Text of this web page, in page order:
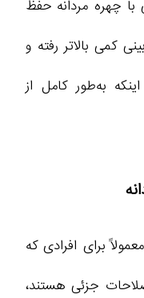
چهره مردانه حفظ
کمی بالاتر رفته و
به‌طور کامل از
برای افرادی که
جزئی هستند،